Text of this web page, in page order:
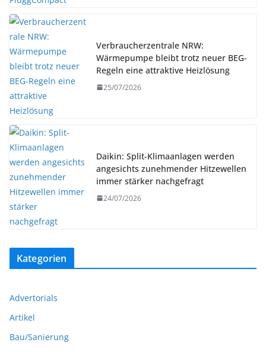
Verbraucherzentrale NRW:
Wärmepumpe bleibt trotz neuer BEG-
Regeln eine attraktive Heizlösung
25/07/2026
Daikin: Split-Klimaanlagen werden
angesichts zunehmender Hitzewellen
immer stärker nachgefragt
24/07/2026
Kategorien
Advertorials
Artikel
Bau/Sanierung